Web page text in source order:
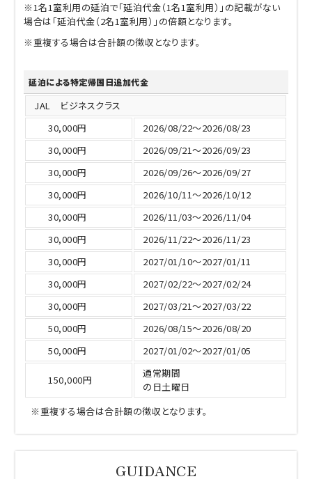
※1名1室利用の延泊で「延泊代金（1名1室利用）」の記載がない
場合は「延泊代金（2名1室利用）」の倍額となります。
※重複する場合は合計額の徴収となります。
延泊による特定帰国日追加代金
JAL ビジネスクラス
30,000円
2026/08/22～2026/08/23
30,000円
2026/09/21～2026/09/23
30,000円
2026/09/26～2026/09/27
30,000円
2026/10/11～2026/10/12
30,000円
2026/11/03～2026/11/04
30,000円
2026/11/22～2026/11/23
30,000円
2027/01/10～2027/01/11
30,000円
2027/02/22～2027/02/24
30,000円
2027/03/21～2027/03/22
50,000円
2026/08/15～2026/08/20
50,000円
2027/01/02～2027/01/05
150,000円
通常期間
の日土曜日
※重複する場合は合計額の徴収となります。